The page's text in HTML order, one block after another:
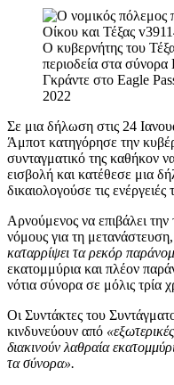
Ο κυβερνήτης του
περιοδεία στα
Γκράντε στο Eagle
2022
Σε μια δήλωση στις 24
Άμποτ κατηγόρησε την
συνταγματικό της καθήκον
εισβολή και κατέθεσε μια
δικαιολογούσε τις ενέργειές
Αρνούμενος να επιβάλει την
νόμους για τη
καταρρίψει τα ρεκόρ
εκατομμύρια και πλέον
νότια σύνορα σε μόλις τρία
Οι Συντάκτες του
κινδυνεύουν από
διακινούν λαθραία
τα σύνορα».